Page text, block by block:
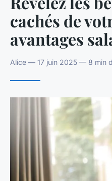
cachés de
avantages
Alice — 17 juin 2025 — 8 min